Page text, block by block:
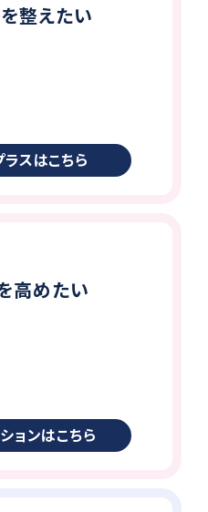
整えたい
スはこちら
高めたい
ョンはこちら